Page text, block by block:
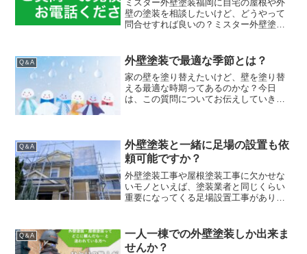
ミスター外壁塗装福岡に自宅の屋根や外
壁の塗装を相談したいけど、どうやって
問合せすれば良いの？ミスター外壁塗装
て、2024年1月17日にお問い合わせフリ
ーダイヤルが開通い...
Q＆A 外壁塗装で最適な季節とは？
家の壁を塗り替えたいけど、壁を塗り替
える最適な時期ってあるのかな？今日
は、この質問についてお伝えしていきま
は福岡を中心としてお話して...
Q＆A
外壁塗装と一緒に足場の設置も依
頼可能ですか？
外壁塗装工事や屋根塗装工事に欠かせな
いモノといえば、塗装業者と同じくらい
重要になってくる足場設置工事がありま
りを共有してみたいと思います。外壁塗
装と足場工事は一緒に依頼...
Q＆A
一人一棟での外壁塗装しか出来ま
せんか？